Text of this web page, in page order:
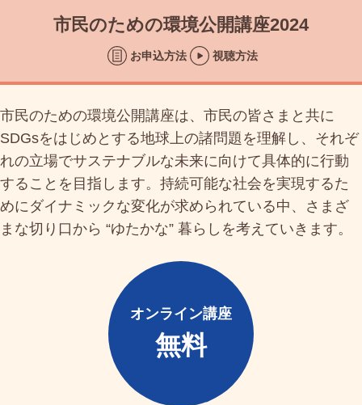
市民のための環境公開講座2024
お申込方法 視聴方法
市民のための環境公開講座は、市民の皆さまと共に
SDGsをはじめとする地球上の諸問題を理解し、それぞ
れの立場でサステナブルな未来に向けて具体的に行動
することを目指します。持続可能な社会を実現するた
めにダイナミックな変化が求められている中、さまざ
まな切り口から “ゆたかな” 暮らしを考えていきます。
オンライン講座
無料